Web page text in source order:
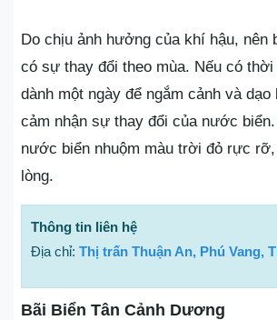
Do chịu ảnh hưởng của khí hậu, nên
có sự thay đổi theo mùa. Nếu có thời
dành một ngày để ngắm cảnh và dạo
cảm nhận sự thay đổi của nước
nước biển nhuộm màu trời đỏ rực rỡ,
lòng.
Thông tin liên hệ
Địa chỉ: Thị trấn Thuận An, Phú Vang,
Bãi Biển Tân Cảnh Dương